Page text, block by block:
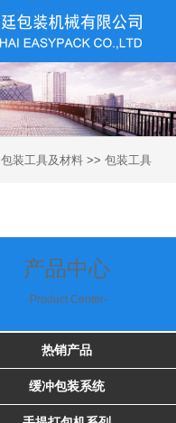
包装工具及材料 >> 包装工具
产品中心
-Product Center-
热销产品
缓冲包装系统